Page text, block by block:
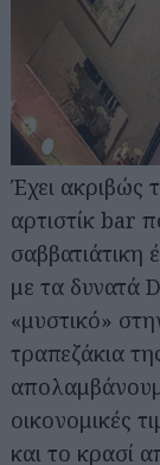
Έχει ακριβώς
αρτιστίκ bar
με τα δυνατά
«μυστικό»
τραπεζάκια
οικονομικές
και το κρασί